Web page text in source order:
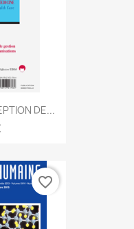
DE...
favorite_border